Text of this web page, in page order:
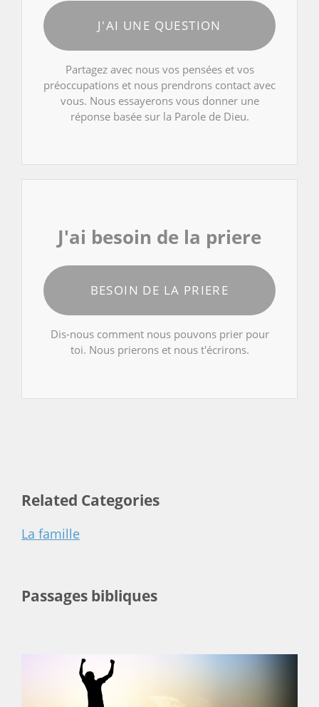
J'AI UNE QUESTION
Partagez avec nous vos pensées et vos
préoccupations et nous prendrons contact avec
vous. Nous essayerons vous donner une
réponse basée sur la Parole de Dieu.
J'ai besoin de la priere
BESOIN DE LA PRIERE
Dis-nous comment nous pouvons prier pour
toi. Nous prierons et nous t'écrirons.
Related Categories
La famille
Passages bibliques